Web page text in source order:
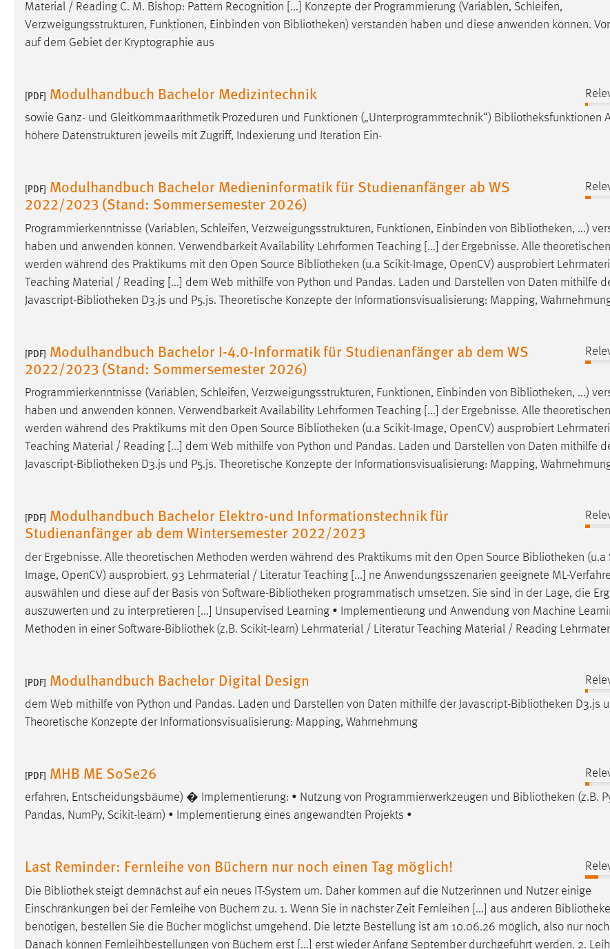
Material / Reading C. M. Bishop: Pattern Recognition [...] Konzepte der Programmierung (Variablen, Schleifen,
Verzweigungsstrukturen, Funktionen, Einbinden von Bibliotheken) verstanden haben und diese anwenden können.
auf dem Gebiet der Kryptographie aus
[PDF] Modulhandbuch Bachelor Medizintechnik
sowie Ganz- und Gleitkommaarithmetik Prozeduren und Funktionen („Unterprogrammtechnik“) Bibliotheksfunktionen
höhere Datenstrukturen jeweils mit Zugriff, Indexierung und Iteration Ein-
[PDF] Modulhandbuch Bachelor Medieninformatik für Studienanfänger ab WS
2022/2023 (Stand: Sommersemester 2026)
Programmierkenntnisse (Variablen, Schleifen, Verzweigungsstrukturen, Funktionen, Einbinden von Bibliotheken, ...)
haben und anwenden können. Verwendbarkeit Availability Lehrformen Teaching [...] der Ergebnisse. Alle
werden während des Praktikums mit den Open Source Bibliotheken (u.a Scikit-Image, OpenCV) ausprobiert
Teaching Material / Reading [...] dem Web mithilfe von Python und Pandas. Laden und Darstellen von Daten mithilfe
Javascript-Bibliotheken D3.js und P5.js. Theoretische Konzepte der Informationsvisualisierung: Mapping,
[PDF] Modulhandbuch Bachelor I-4.0-Informatik für Studienanfänger ab dem WS
2022/2023 (Stand: Sommersemester 2026)
Programmierkenntnisse (Variablen, Schleifen, Verzweigungsstrukturen, Funktionen, Einbinden von Bibliotheken, ...)
haben und anwenden können. Verwendbarkeit Availability Lehrformen Teaching [...] der Ergebnisse. Alle
werden während des Praktikums mit den Open Source Bibliotheken (u.a Scikit-Image, OpenCV) ausprobiert
Teaching Material / Reading [...] dem Web mithilfe von Python und Pandas. Laden und Darstellen von Daten mithilfe
Javascript-Bibliotheken D3.js und P5.js. Theoretische Konzepte der Informationsvisualisierung: Mapping,
[PDF] Modulhandbuch Bachelor Elektro-und Informationstechnik für
Studienanfänger ab dem Wintersemester 2022/2023
der Ergebnisse. Alle theoretischen Methoden werden während des Praktikums mit den Open Source Bibliotheken (u.a
Image, OpenCV) ausprobiert. 93 Lehrmaterial / Literatur Teaching [...] ne Anwendungsszenarien geeignete ML-
auswählen und diese auf der Basis von Software-Bibliotheken programmatisch umsetzen. Sie sind in der Lage, die
auszuwerten und zu interpretieren [...] Unsupervised Learning • Implementierung und Anwendung von Machine
Methoden in einer Software-Bibliothek(z.B. Scikit-learn) Lehrmaterial / Literatur Teaching Material / Reading
[PDF] Modulhandbuch Bachelor Digital Design
dem Web mithilfe von Python und Pandas. Laden und Darstellen von Daten mithilfe der Javascript-Bibliotheken D3.js
Theoretische Konzepte der Informationsvisualisierung: Mapping, Wahrnehmung
[PDF] MHB ME SoSe26
erfahren, Entscheidungsbäume) � Implementierung: • Nutzung von Programmierwerkzeugen und Bibliotheken (z.B.
Pandas, NumPy, Scikit-learn) • Implementierung eines angewandten Projekts •
Last Reminder: Fernleihe von Büchern nur noch einen Tag möglich!
Die Bibliotheksteigt demnächst auf ein neues IT-System um. Daher kommen auf die Nutzerinnen und Nutzer einige
Einschränkungen bei der Fernleihe von Büchern zu. 1. Wenn Sie in nächster Zeit Fernleihen [...] aus anderen
benötigen, bestellen Sie die Bücher möglichst umgehend. Die letzte Bestellung ist am 10.06.26 möglich, also nur noch
Danach können Fernleihbestellungen von Büchern erst [...] erst wieder Anfang September durchgeführt werden. 2.
Name: _gcl_au
Anbieter: Google Ireland Limited
Cookie Laufzeit: 3 Monate
Facebook Pixel
Anbieter: Facebook
Zweck: Conversion-Tracking
Cookie Laufzeit: 3 Monate
EXTERNE MEDIEN
externen Medien Cookies gesetzt.
YouTube
Vimeo